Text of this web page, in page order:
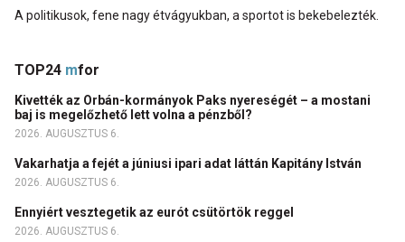
A politikusok, fene nagy étvágyukban, a sportot is bekebelezték.
TOP24 mfor
Kivették az Orbán-kormányok Paks nyereségét – a mostani
baj is megelőzhető lett volna a pénzből?
2026. AUGUSZTUS 6.
Vakarhatja a fejét a júniusi ipari adat láttán Kapitány István
2026. AUGUSZTUS 6.
Ennyiért vesztegetik az eurót csütörtök reggel
2026. AUGUSZTUS 6.